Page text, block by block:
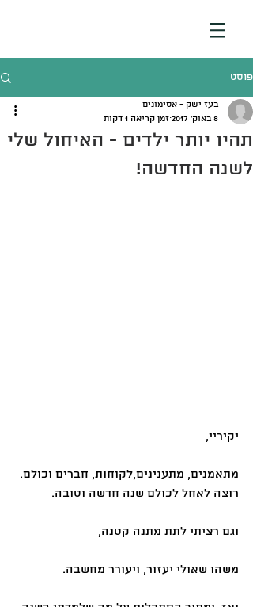
פוסט
תהיו יותר ילדים - האיחול שלי
לשנה החדשה!
בעז ישק - אסימונים
8 באוק׳ 2017
זמן קריאה 1 דקות
יקיריי,
מתאמנים, מתענינים,לקוחות, חברים וכולם.
רוצה לאחל לכולם שנה חדשה וטובה.
וגם רציתי לתת מתנה קטנה,
משהו שאולי יעזור, ויעורר מחשבה.